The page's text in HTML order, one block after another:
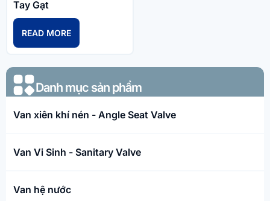
Danh mục sản phẩm​
Van xiên khí nén - Angle Seat Valve
Van Vi Sinh - Sanitary Valve
Van hệ nước
Tay Gạt
READ MORE